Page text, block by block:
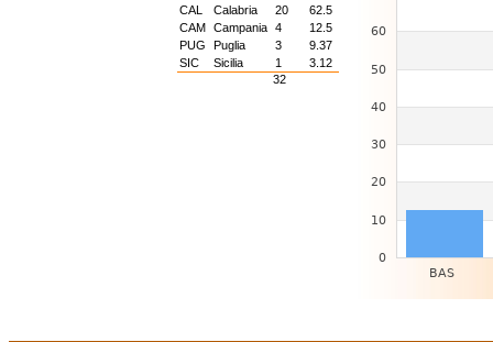
CAL
Calabria 20
62.5
CAM Campania 4
12.5
PUG
Puglia 3
9.37
SIC
Sicilia 1
3.12
32